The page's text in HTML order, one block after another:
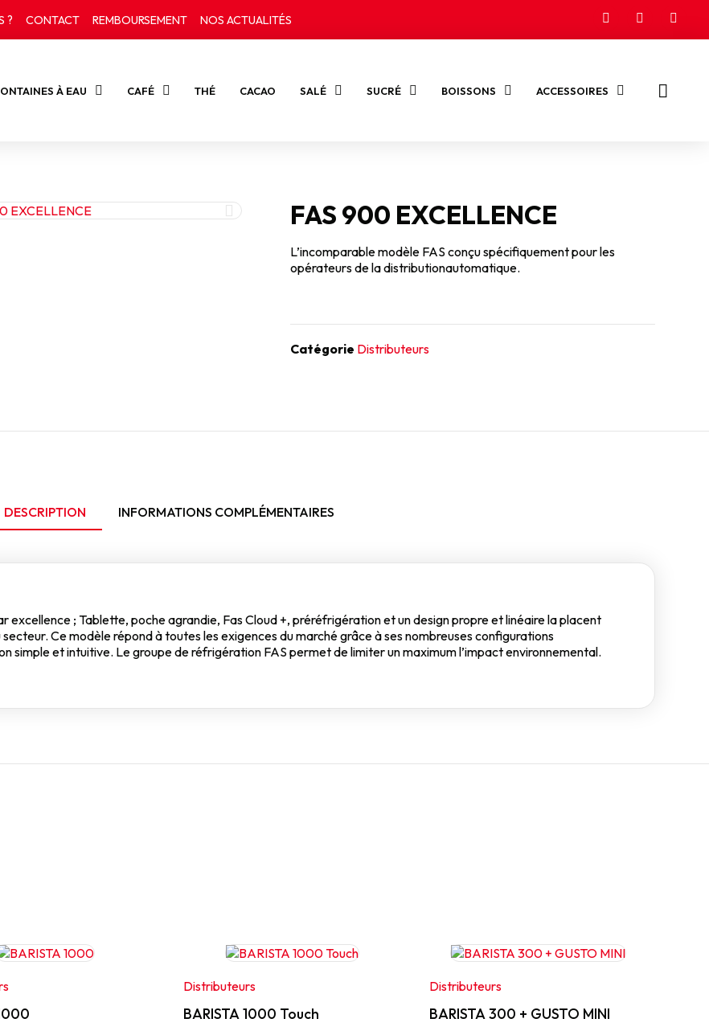
? CONTACT REMBOURSEMENT NOS ACTUALITÉS
À EAU CAFÉ THÉ CACAO SALÉ SUCRÉ BOISSONS ACCESSOIRES
FAS 900 EXCELLENCE
L’incomparable modèle FAS conçu spécifiquement pour les
opérateurs de la distributionautomatique.
Catégorie Distributeurs
DESCRIPTION INFORMATIONS COMPLÉMENTAIRES
; Tablette, poche agrandie, Fas Cloud +, préréfrigération et un design propre et linéaire la placent
Ce modèle répond à toutes les exigences du marché grâce à ses nombreuses configurations
simple et intuitive. Le groupe de réfrigération FAS permet de limiter un maximum l’impact environnemental.
Distributeurs
BARISTA 1000 Touch
Distributeurs
BARISTA 300 + GUSTO MINI